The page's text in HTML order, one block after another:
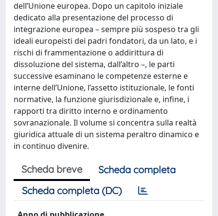
dell’Unione europea. Dopo un capitolo iniziale
dedicato alla presentazione del processo di
integrazione europea – sempre più sospeso tra gli
ideali europeisti dei padri fondatori, da un lato, e i
rischi di frammentazione o addirittura di
dissoluzione del sistema, dall’altro –, le parti
successive esaminano le competenze esterne e
interne dell’Unione, l’assetto istituzionale, le fonti
normative, la funzione giurisdizionale e, infine, i
rapporti tra diritto interno e ordinamento
sovranazionale. Il volume si concentra sulla realtà
giuridica attuale di un sistema peraltro dinamico e
in continuo divenire.
Scheda breve
Scheda completa
Scheda completa (DC)